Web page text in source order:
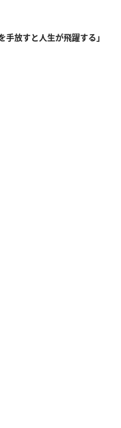
手放すと人生が飛躍する」